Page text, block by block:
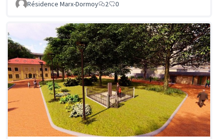
Résidence Marx-Dormoy
2 0